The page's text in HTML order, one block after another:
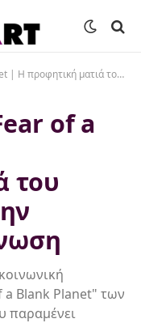
Steven Wilson στην ψηφιακή απομόνωση
of a
του
Blank Planet" των
παραμένει